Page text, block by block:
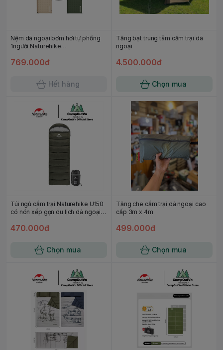
Nệm dã ngoại bơm hơi tự phồng
1người Naturehike
769.000đ
Hết hàng
Tăng bạt trung tâm cắm trại dã
ngoại
4.500.000đ
Chọn mua
Túi ngủ cắm trại Naturehike U150
có nón xếp gọn du lịch dã ngoại
470.000đ
Chọn mua
Tăng che cắm trại dã ngoại cao
cấp 3m x 4m
499.000đ
Chọn mua